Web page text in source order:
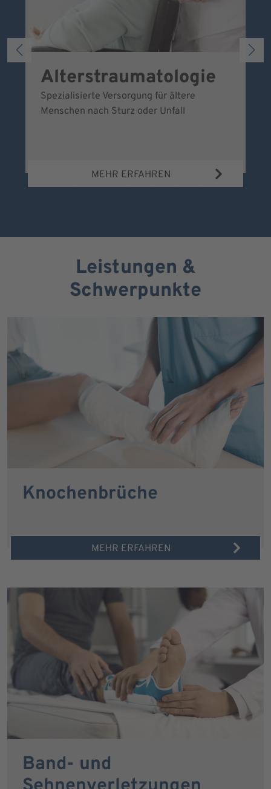
Alterstraumatologie
Spezialisierte Versorgung für ältere
Menschen nach Sturz oder Unfall
MEHR ERFAHREN
Leistungen &
Schwerpunkte
Knochenbrüche
MEHR ERFAHREN
Band- und